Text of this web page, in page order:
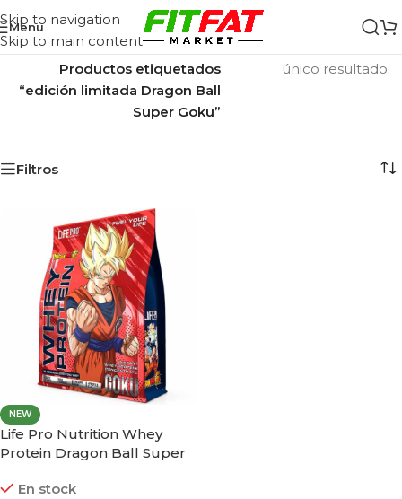
Skip to navigation
Skip to main content
Menu
Inicio/
Productos etiquetados
“edición limitada Dragon Ball
Super Goku”
único resultado
Filtros
NEW
Life Pro Nutrition Whey
Protein Dragon Ball Super
En stock